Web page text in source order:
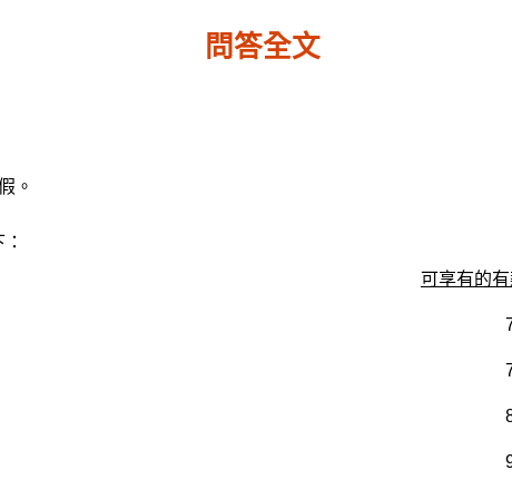
問答全文
。
可享有的